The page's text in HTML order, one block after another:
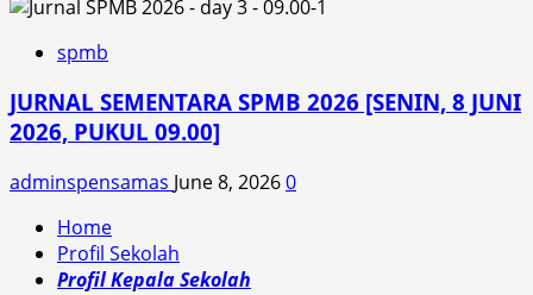
spmb
JURNAL SEMENTARA SPMB 2026 [SENIN, 8 JUNI
2026, PUKUL 09.00]
adminspensamas June 8, 20260
Home
Profil Sekolah
Profil Kepala Sekolah